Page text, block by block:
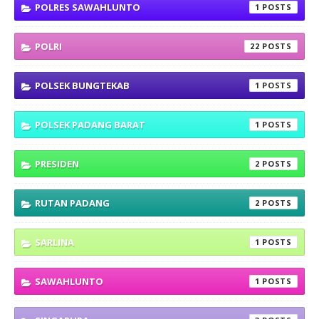
POLRES SAWAHLUNTO 1
POLRI 22
POLSEK BUNGTEKAB 1
POLSEK PADANG BARAT 1
PRESIDEN 2
RUTAN PADANG 2
SARLINA 1
SAWAHLUNTO 1